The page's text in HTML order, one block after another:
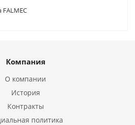
Компания
О компании
История
Контракты
политика